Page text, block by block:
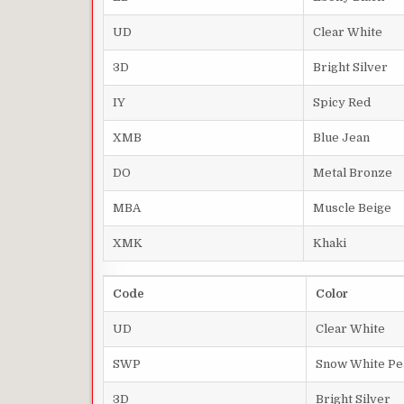
UD Clear White
3D Bright Silver
IY Spicy Red
XMB Blue Jean
DO Metal Bronze
MBA Muscle Beige
XMK Khaki
Code Color
UD Clear White
SWP Snow White
3D Bright Silver